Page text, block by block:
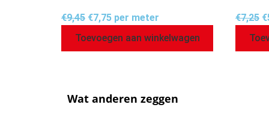
€9,45 €7,75 per meter
Toevoegen aan winkelwagen
€7,25 €
Wat anderen zeggen